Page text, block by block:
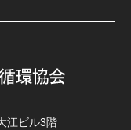
江ビル3階